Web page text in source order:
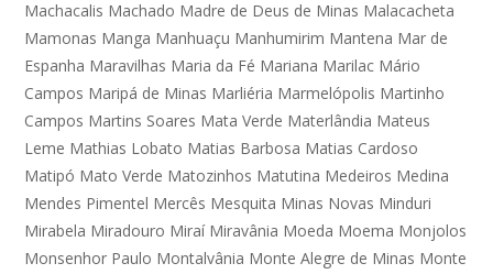
Machacalis Machado Madre de Deus de Minas Malacacheta
Mamonas Manga Manhuaçu Manhumirim Mantena Mar de
Espanha Maravilhas Maria da Fé Mariana Marilac Mário
Campos Maripá de Minas Marliéria Marmelópolis Martinho
Campos Martins Soares Mata Verde Materlândia Mateus
Leme Mathias Lobato Matias Barbosa Matias Cardoso
Matipó Mato Verde Matozinhos Matutina Medeiros Medina
Mendes Pimentel Mercês Mesquita Minas Novas Minduri
Mirabela Miradouro Miraí Miravânia Moeda Moema Monjolos
Monsenhor Paulo Montalvânia Monte Alegre de Minas Monte